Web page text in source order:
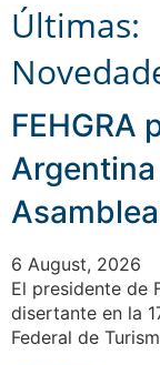
Últimas:
FEHGRA
6 August, 2026
El presidente de
disertante en la
Federal de